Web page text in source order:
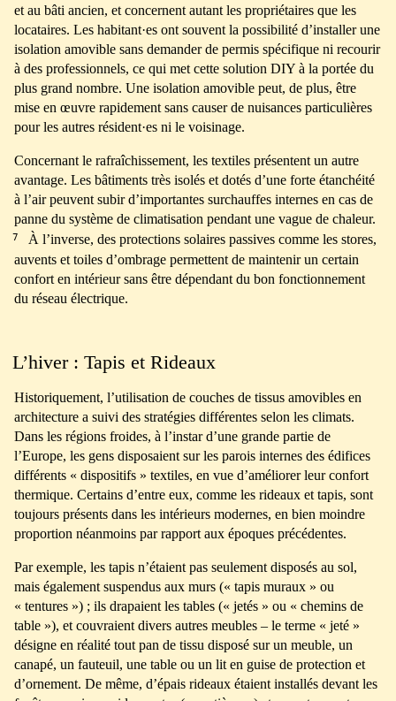
et au bâti ancien, et concernent autant les propriétaires que les
locataires. Les habitant·es ont souvent la possibilité d’installer une
isolation amovible sans demander de permis spécifique ni recourir
à des professionnels, ce qui met cette solution DIY à la portée du
plus grand nombre. Une isolation amovible peut, de plus, être
mise en œuvre rapidement sans causer de nuisances particulières
pour les autres résident·es ni le voisinage.
Concernant le rafraîchissement, les textiles présentent un autre
avantage. Les bâtiments très isolés et dotés d’une forte étanchéité
à l’air peuvent subir d’importantes surchauffes internes en cas de
panne du système de climatisation pendant une vague de chaleur.
7
À l’inverse, des protections solaires passives comme les stores,
auvents et toiles d’ombrage permettent de maintenir un certain
confort en intérieur sans être dépendant du bon fonctionnement
du réseau électrique.
L’hiver : Tapis et Rideaux
Historiquement, l’utilisation de couches de tissus amovibles en
architecture a suivi des stratégies différentes selon les climats.
Dans les régions froides, à l’instar d’une grande partie de
l’Europe, les gens disposaient sur les parois internes des édifices
différents « dispositifs » textiles, en vue d’améliorer leur confort
thermique. Certains d’entre eux, comme les rideaux et tapis, sont
toujours présents dans les intérieurs modernes, en bien moindre
proportion néanmoins par rapport aux époques précédentes.
Par exemple, les tapis n’étaient pas seulement disposés au sol,
mais également suspendus aux murs (« tapis muraux » ou
« tentures ») ; ils drapaient les tables (« jetés » ou « chemins de
table »), et couvraient divers autres meubles – le terme « jeté »
désigne en réalité tout pan de tissu disposé sur un meuble, un
canapé, un fauteuil, une table ou un lit en guise de protection et
d’ornement. De même, d’épais rideaux étaient installés devant les